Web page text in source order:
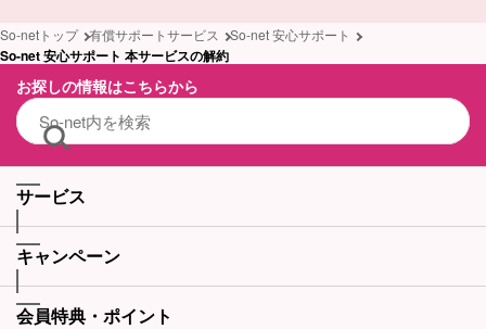
So-netトップ 有償サポートサービス So-net 安心サポート
So-net 安心サポート 本サービスの解約
お探しの情報はこちらから
サービス
キャンペーン
会員特典・ポイント